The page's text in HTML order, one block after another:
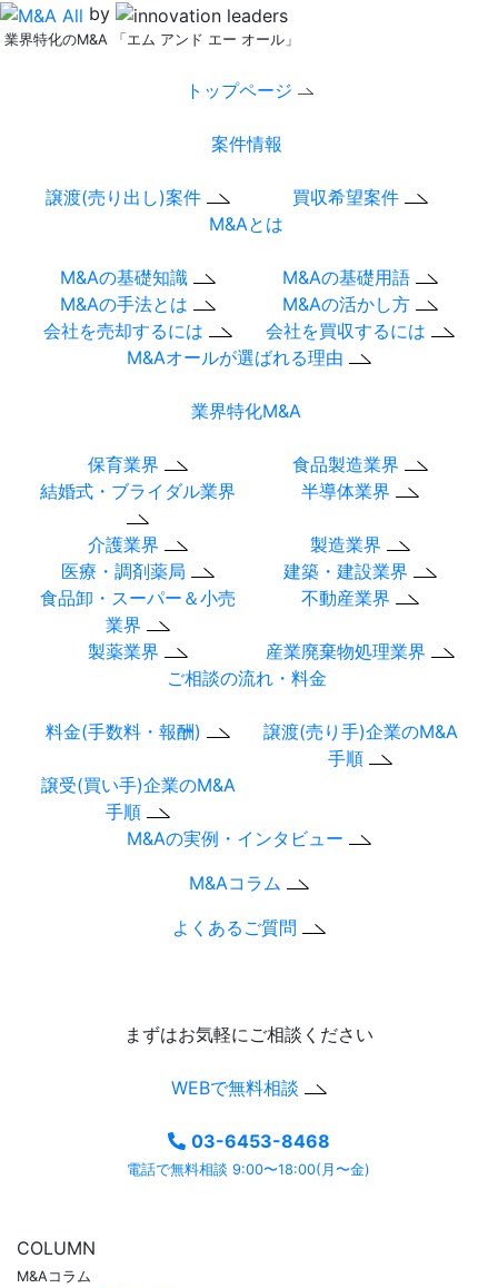
by
業界特化のM&A 「エム アンド エー オール」
トップページ
案件情報
譲渡(売り出し)案件
買収希望案件
M&Aとは
M&Aの基礎知識
M&Aの基礎用語
M&Aの手法とは
M&Aの活かし方
会社を売却するには
会社を買収するには
M&Aオールが選ばれる理由
業界特化M&A
保育業界
食品製造業界
結婚式・ブライダル業界
半導体業界
介護業界
製造業界
医療・調剤薬局
建築・建設業界
食品卸・スーパー＆小売
業界
不動産業界
製薬業界
産業廃棄物処理業界
ご相談の流れ・料金
料金(手数料・報酬)
譲渡(売り手)企業のM&A
手順
譲受(買い手)企業のM&A
手順
M&Aの実例・インタビュー
M&Aコラム
よくあるご質問
まずはお気軽にご相談ください
WEBで無料相談
03-6453-8468
電話で無料相談 9:00〜18:00(月〜金)
COLUMN
M&Aコラム